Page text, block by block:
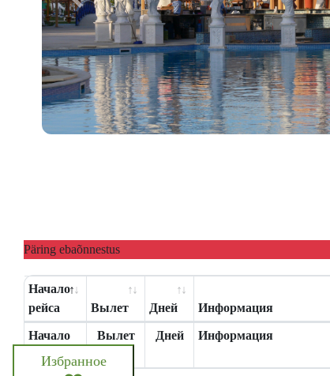
Previous
Päring ebaõnnestus
Начало
рейса
Вылет Дней Информация
Начало
рейса
Вылет Дней Информация
Избранное